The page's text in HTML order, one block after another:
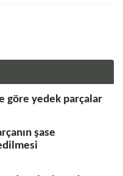
göre yedek parçalar
şase